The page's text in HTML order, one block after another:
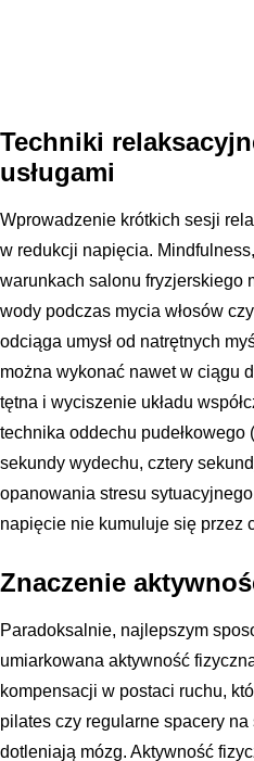
Techniki
usługami
Wprowadzenie krótkich sesji
w redukcji napięcia.
warunkach salonu fryzjerskiego
wody podczas mycia włosów
odciąga umysł od natrętnych
można wykonać nawet w ciągu
tętna i wyciszenie układu
technika oddechu
sekundy wydechu, cztery
opanowania stresu
napięcie nie kumuluje się przez
Znaczenie
Paradoksalnie, najlepszym
umiarkowana aktywność
kompensacji w postaci ruchu,
pilates czy regularne spacery
dotleniają mózg. Aktywność